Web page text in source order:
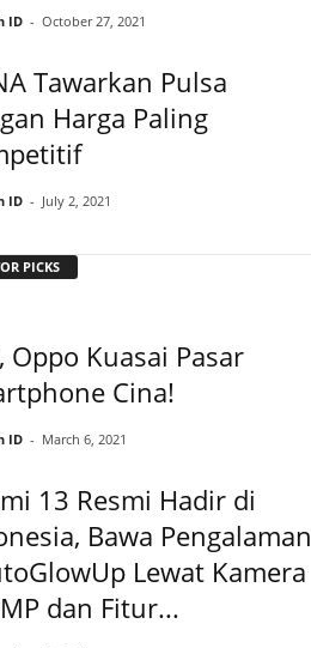
ID - October 27, 2021
Tawarkan Pulsa
Harga Paling
ID - July 2, 2021
PICKS
Oppo Kuasai Pasar
Cina!
ID - March 6, 2021
13 Resmi Hadir di
Bawa Pengalaman
Lewat Kamera
dan Fitur...